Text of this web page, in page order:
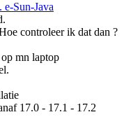
e-Sun-Java
controleer ik dat dan ?
mn laptop
17.0 - 17.1 - 17.2